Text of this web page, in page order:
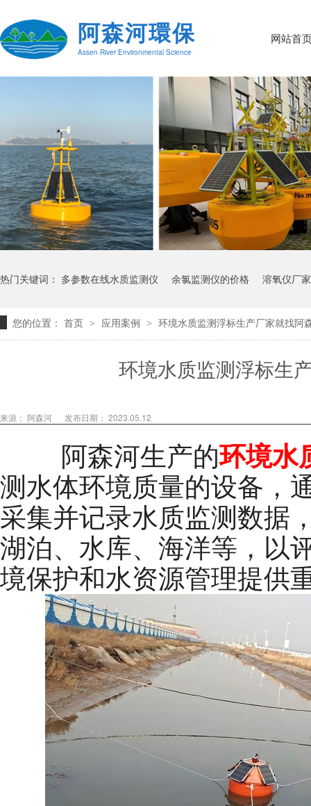
阿森河環保
Assen River Environmental Science
网站首
热门关键词： 多参数在线水质监测仪 余氯监测仪的价格 溶氧仪厂家
您的位置： 首页 > 应用案例 > 环境水质监测浮标生产厂家就找阿
环境水质监测浮标生
来源： 阿森河 发布日期： 2023.05.12
阿森河生产的环境水
测水体环境质量的设备，
采集并记录水质监测数据
湖泊、水库、海洋等，以
境保护和水资源管理提供